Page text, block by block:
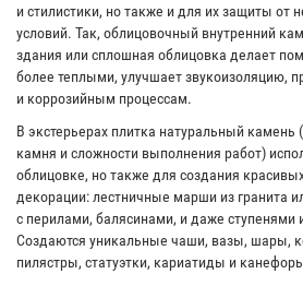
и стилистики, но также и для их защиты от
условий. Так, облицовочный внутренний
здания или сплошная облицовка делает
более теплыми, улучшает звукоизоляцию,
и коррозийным процессам.
В экстерьерах плитка натуральный камень
камня и сложности выполнения работ)
облицовке, но также для создания
декорации: лестничные марши из гранита
с перилами, балясинами, и даже ступенями
Создаются уникальные чаши, вазы, шары,
пилястры, статуэтки, кариатиды и